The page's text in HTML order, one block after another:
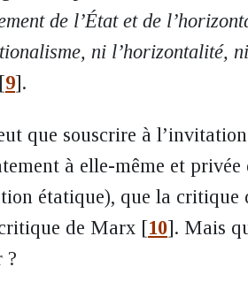
de l’État et de
ni l’horizontalité,
[9].
que souscrire à
à elle-même et
étatique), que la critique
de Marx [10]. Mais
?